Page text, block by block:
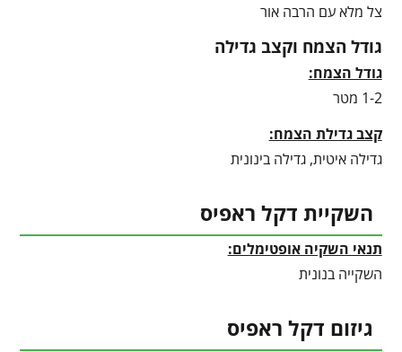
צל מלא עם הרבה אור
גודל הצמח וקצב גדילה
גודל הצמח:
1-2 מטר
קצב גדילת הצמח:
גדילה איטית, גדילה בינונית
השקיית דקל ראפיס
תנאי השקיה אופטימלים:
השקייה בנונית
גיזום דקל ראפיס